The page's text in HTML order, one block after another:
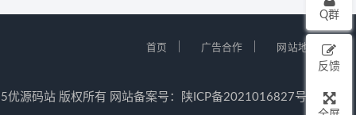
首页 广告合作 网站地图
源码站 版权所有 网站备案号： 陕ICP备2021016827号-5
Q群
反馈